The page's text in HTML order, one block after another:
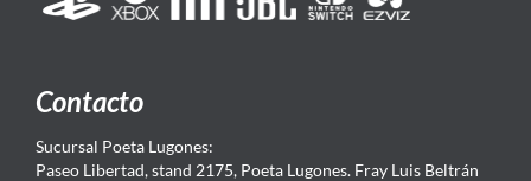
Contacto
Sucursal Poeta Lugones:
Paseo Libertad, stand 2175, Poeta Lugones. Fray Luis Beltrán